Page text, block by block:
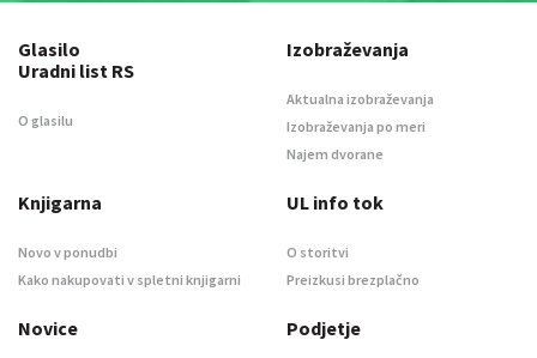
Glasilo
Uradni list RS
O glasilu
Izobraževanja
Aktualna izobraževanja
Izobraževanja po meri
Najem dvorane
Knjigarna
Novo v ponudbi
Kako nakupovati v spletni knjigarni
UL info tok
O storitvi
Preizkusi brezplačno
Novice Podjetje